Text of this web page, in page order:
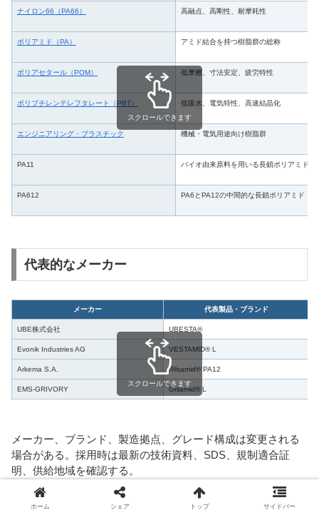
ナイロン66（PA66） 高融点、高剛性、耐摩耗性
ポリアミド（PA） アミド結合を持つ樹脂群の総称
ポリアセタール（POM） 低摩擦、寸法安定、疲労特性
ポリブチレンテレフタレート（PBT） 低吸水、電気特性、高速結晶化
エンジニアリング・プラスチック 機械・電気用途向け樹脂群
PA11 バイオ由来原料を用いる長鎖ポリアミドが
PA612 PA6とPA12の中間的な長鎖ポリアミド
スクロールできます
代表的なメーカー
メーカー 代表製品・ブランド
UBE株式会社 UBESTA®
Evonik Industries AG VESTAMID® L
Arkema S.A. Rilsamid® PA12
EMS-GRIVORY Grilamid® L
スクロールできます
メーカー、ブランド、製造拠点、グレード構成は変更される
場合がある。採用時は最新の技術資料、SDS、規制適合証
明、供給地域を確認する。
推奨確認試験
ホーム シェア トップ サイドバー